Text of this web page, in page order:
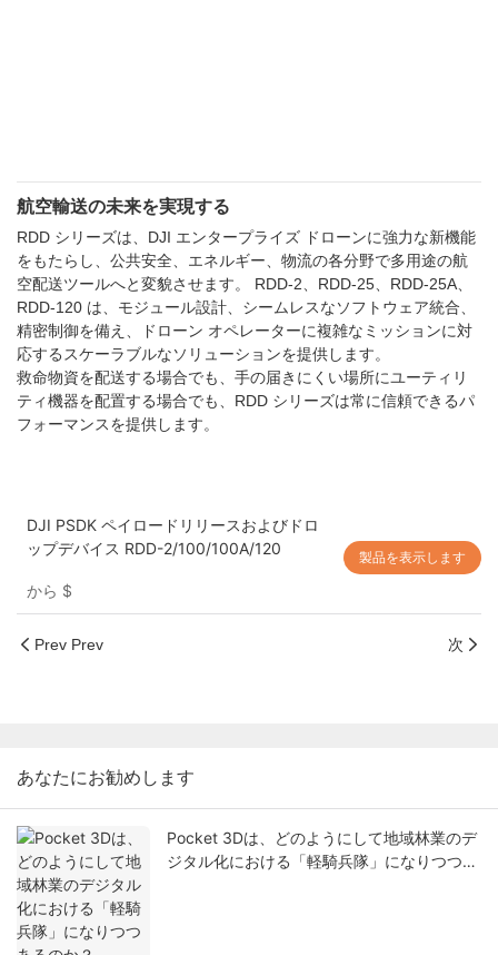
航空輸送の未来を実現する
RDD シリーズは、DJI エンタープライズ ドローンに強力な新機能
をもたらし、公共安全、エネルギー、物流の各分野で多用途の航
空配送ツールへと変貌させます。 RDD-2、RDD-25、RDD-25A、
RDD-120 は、モジュール設計、シームレスなソフトウェア統合、
精密制御を備え、ドローン オペレーターに複雑なミッションに対
応するスケーラブルなソリューションを提供します。
救命物資を配送する場合でも、手の届きにくい場所にユーティリ
ティ機器を配置する場合でも、RDD シリーズは常に信頼できるパ
フォーマンスを提供します。
DJI PSDK ペイロードリリースおよびドロ
ップデバイス RDD-2/100/100A/120
から $
製品を表示します
Prev Prev 次
あなたにお勧めします
Pocket 3Dは、どのようにして地域林業のデ
ジタル化における「軽騎兵隊」になりつつあ